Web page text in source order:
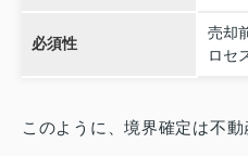
必須性
売却
ロセ
このように、境界確定は不